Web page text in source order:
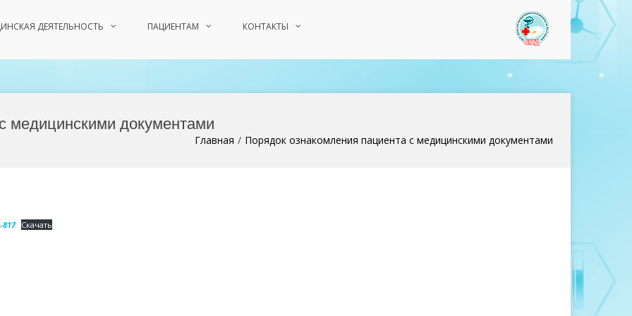
ДЕЯТЕЛЬНОСТЬ ПАЦИЕНТАМ КОНТАКТЫ
медицинскими документами
Главная Порядок ознакомления пациента с медицинскими документами
Скачать